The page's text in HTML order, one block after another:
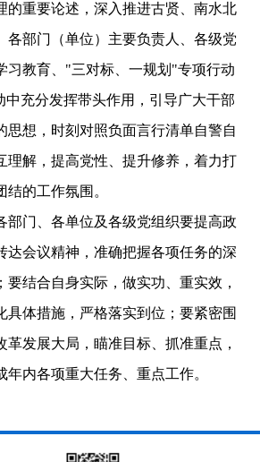
的重要论述，深入推进古贤、南水北
各部门（单位）主要负责人、各级党
习教育、"三对标、一规划"专项行动
充分发挥带头作用，引导广大干部
思想，时刻对照负面言行清单自警自
理解，提高党性、提升修养，着力打
的工作氛围。
部门、各单位及各级党组织要提高政
达会议精神，准确把握各项任务的深
要结合自身实际，做实功、重实效，
具体措施，严格落实到位；要紧密围
革发展大局，瞄准目标、抓准重点，
年内各项重大任务、重点工作。